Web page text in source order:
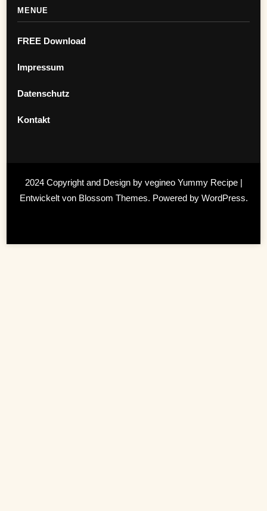
MENUE
FREE Download
Impressum
Datenschutz
Kontakt
2024 Copyright and Design by vegineo Yummy Recipe |
Entwickelt von Blossom Themes. Powered by WordPress.